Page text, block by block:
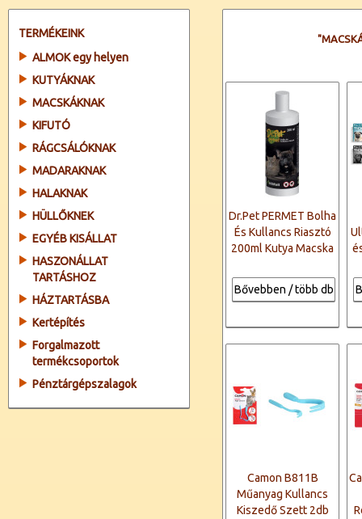
TERMÉKEINK
ALMOK egy helyen
KUTYÁKNAK
MACSKÁKNAK
KIFUTÓ
RÁGCSÁLÓKNAK
MADARAKNAK
HALAKNAK
HÜLLŐKNEK
EGYÉB KISÁLLAT
HASZONÁLLAT
TARTÁSHOZ
HÁZTARTÁSBA
Kertépítés
Forgalmazott
termékcsoportok
Pénztárgépszalagok
Dr.Pet PERMET Bolha
És Kullancs Riasztó
200ml Kutya Macska
Bővebben / több db
Camon B811B
Műanyag Kullancs
Kiszedő Szett 2db